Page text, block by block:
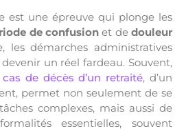
est une épreuve qui plonge les
de confusionet de douleur
les démarches administratives
un réel fardeau. Souvent,
de décès d’un retraité, d’un
permet non seulement de se
complexes, mais aussi de
essentielles, souvent